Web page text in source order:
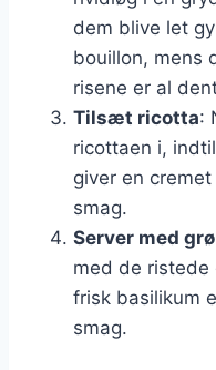
dem blive let
bouillon, mens
risene er al
Tilsæt ricotta:
ricottaen i,
giver en
smag.
Server med
med de ristede
frisk basilikum
smag.